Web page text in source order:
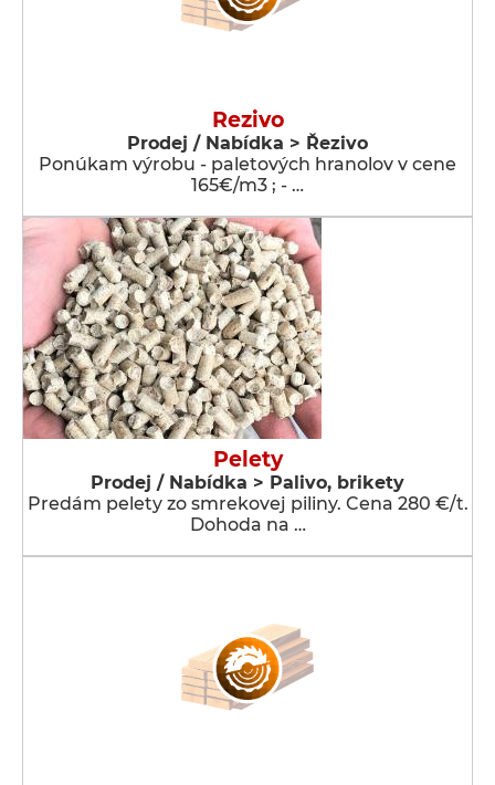
Rezivo
Prodej / Nabídka > Řezivo
Ponúkam výrobu - paletových hranolov v cene
165€/m3 ; - …
Pelety
Prodej / Nabídka > Palivo, brikety
Predám pelety zo smrekovej piliny. Cena 280 €/t.
Dohoda na …